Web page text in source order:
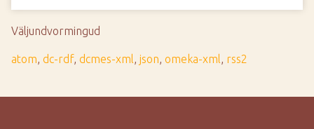
Väljundvormingud
atom, dc-rdf, dcmes-xml, json, omeka-xml, rss2